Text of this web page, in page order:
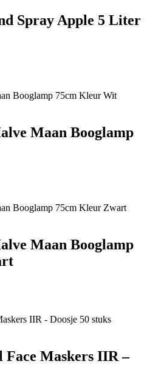
Spray Apple 5 Liter
Maan Booglamp
Maan Booglamp
Maskers IIR –